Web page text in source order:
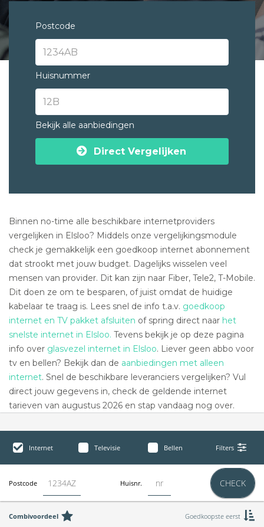
Postcode
Huisnummer
Bekijk alle aanbiedingen
Direct Vergelijken
Binnen no-time alle beschikbare internetproviders
vergelijken in Elsloo? Middels onze vergelijkingsmodule
check je gemakkelijk een goedkoop internet abonnement
dat strookt met jouw budget. Dagelijks wisselen veel
mensen van provider. Dit kan zijn naar Fiber, Tele2, T-Mobile.
Dit doen ze om te besparen, of juist omdat de huidige
kabelaar te traag is. Lees snel de info t.a.v. goedkoop
internet en TV pakket afsluiten of spring direct naar het
snelste internet in Elsloo. Tevens bekijk je op deze pagina
info over glasvezel internet in Elsloo. Liever geen abbo voor
tv en bellen? Bekijk dan de aanbiedingen met alleen
internet. Snel de beschikbare leveranciers vergelijken? Vul
direct jouw gegevens in, check de geldende internet
tarieven van augustus 2026 en stap vandaag nog over.
Internet Televisie Bellen Filters
Postcode Huisnr. CHECK
Combivoordeel Goedkoopste eerst